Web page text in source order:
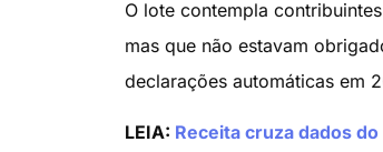
O lote contempla
mas que não estavam
declarações automáticas em
LEIA: Receita cruza dados